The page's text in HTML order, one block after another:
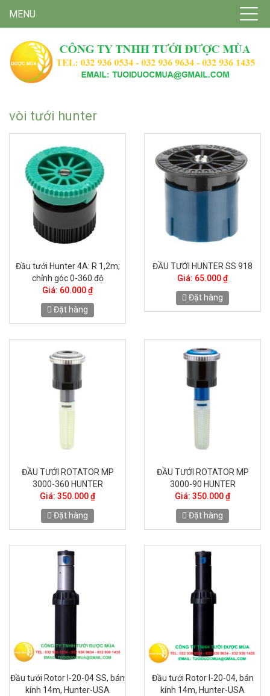
MENU
vòi tưới hunter
Đầu tưới Hunter 4A: R 1,2m;
chỉnh góc 0-360 độ
Giá: 60.000 ₫
Đặt hàng
ĐẦU TƯỚI HUNTER SS 918
Giá: 65.000 ₫
Đặt hàng
ĐẦU TƯỚI ROTATOR MP
3000-360 HUNTER
Giá: 350.000 ₫
Đặt hàng
ĐẦU TƯỚI ROTATOR MP
3000-90 HUNTER
Giá: 350.000 ₫
Đặt hàng
Đầu tưới Rotor I-20-04 SS, bán
kính 14m, Hunter-USA
Đầu tưới Rotor I-20-04, bán
kính 14m, Hunter-USA